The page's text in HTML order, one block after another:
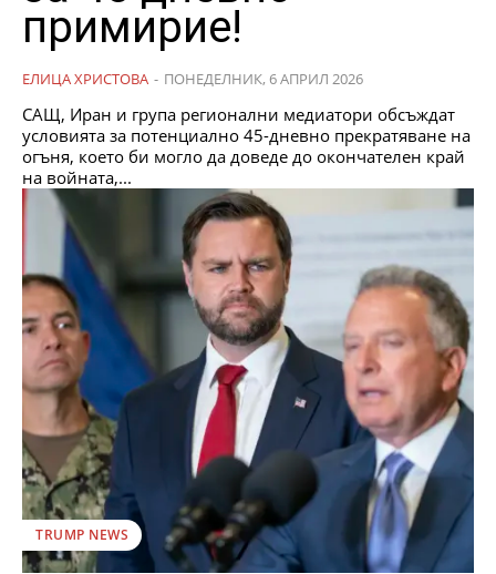
примирие!
ЕЛИЦА ХРИСТОВА - ПОНЕДЕЛНИК, 6 АПРИЛ 2026
САЩ, Иран и група регионални медиатори обсъждат
условията за потенциално 45-дневно прекратяване на
огъня, което би могло да доведе до окончателен край
на войната,...
TRUMP NEWS